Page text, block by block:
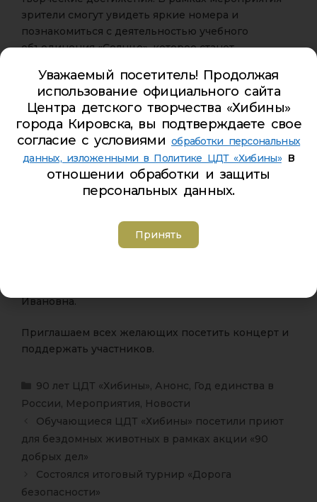
зрители смогут увидеть яркие номера и
познакомиться с деятельностью учебного
объединения «Солнце», которое станет
Мероприятие пройдёт в тематической
концепции, отражающей идею создания единого
творческого «созвездия» участников.
Дата и время проведения:
18 апреля 2026 года в 12:00
ЦДТ «Хибины» (пр. Ленина, д. 5)
Ивановна.
Приглашаем всех желающих посетить концерт и
поддержать участников.
90 лет ЦДТ «Хибины», Анонс, Год единства в
России, Мероприятия, Новости
Обучающиеся ЦДТ «Хибины» посетили приют
для бездомных животных в рамках акции «90
добрых дел»
Состоялся итоговый турнир «Дорога
безопасности»
Уважаемый посетитель! Продолжая
использование официального сайта
Центра детского творчества «Хибины»
города Кировска, вы подтверждаете свое
согласие с условиями обработки персональных
данных, изложенными в Политике ЦДТ «Хибины»в
отношении обработки и защиты
персональных данных.
Принять